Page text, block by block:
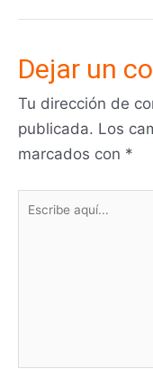
Dejar un
Tu dirección de
publicada. Los
marcados con *
Escribe